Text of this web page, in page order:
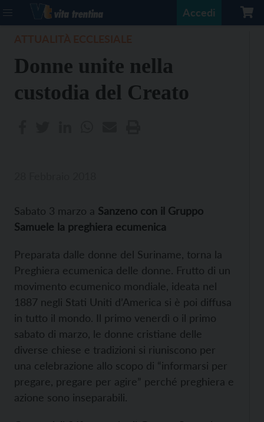
Accedi
Donne unite nella
custodia del Creato
Sabato 3 marzo a Sanzeno con il Gruppo
Samuele la preghiera ecumenica
Preparata dalle donne del Suriname, torna la
Preghiera ecumenica delle donne. Frutto di un
movimento ecumenico mondiale, ideata nel
1887 negli Stati Uniti d’America si è poi diffusa
in tutto il mondo. Il primo venerdì o il primo
sabato di marzo, le donne cristiane delle
diverse chiese e tradizioni si riuniscono per
una celebrazione allo scopo di “informarsi per
pregare, pregare per agire” perché preghiera e
azione sono inseparabili.